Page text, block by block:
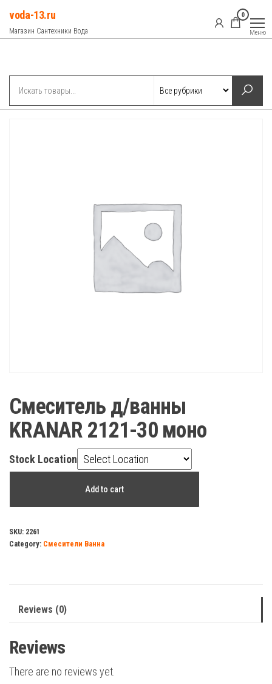
Перейти
содержимому
voda-13.ru
Магазин Сантехники Вода
0
Меню
Смеситель д/ванны
KRANAR 2121-30 моно
Stock Location
KRANAR
2121-
Add to cart
SKU: 2261
Category: Смесители Ванна
Reviews (0)
Reviews
There are no reviews yet.